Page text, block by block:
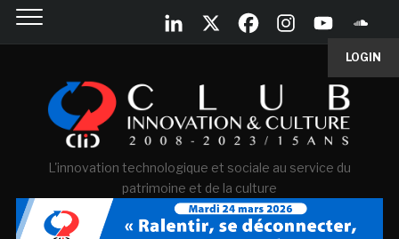
LOGIN
L'innovation technologique et sociale au service du
patrimoine et de la culture